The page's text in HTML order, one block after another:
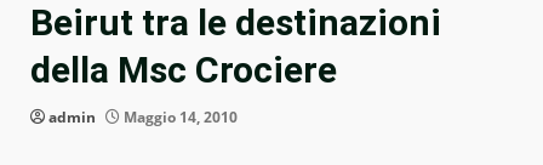
Beirut tra le destinazioni
della Msc Crociere
admin Maggio 14, 2010